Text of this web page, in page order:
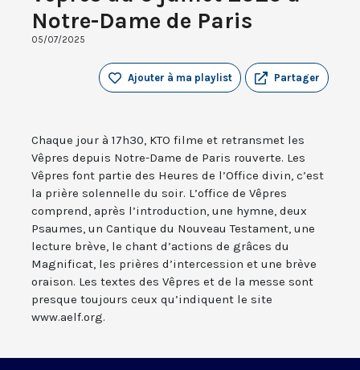
Notre-Dame de Paris
05/07/2025
Partager
Ajouter à ma playlist
Chaque jour à 17h30, KTO filme et retransmet les
Vêpres depuis Notre-Dame de Paris rouverte. Les
Vêpres font partie des Heures de l’Office divin, c’est
la prière solennelle du soir. L’office de Vêpres
comprend, après l’introduction, une hymne, deux
Psaumes, un Cantique du Nouveau Testament, une
lecture brève, le chant d’actions de grâces du
Magnificat, les prières d’intercession et une brève
oraison. Les textes des Vêpres et de la messe sont
presque toujours ceux qu’indiquent le site
www.aelf.org.